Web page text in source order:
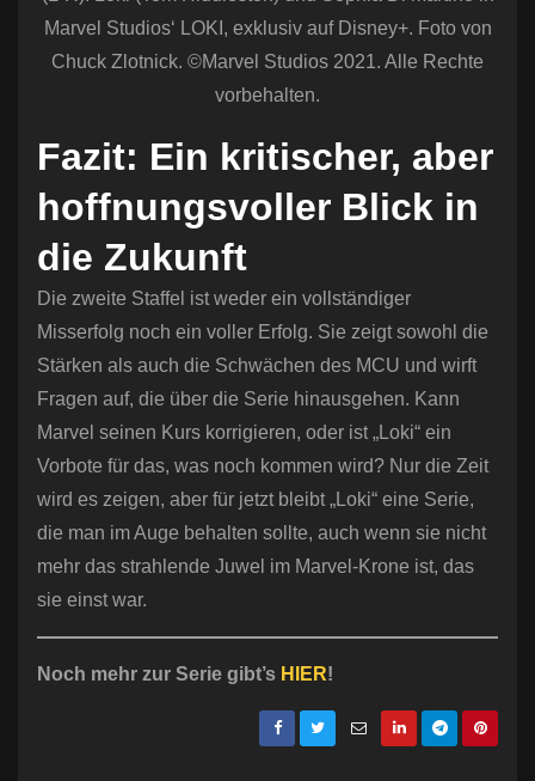
Marvel Studios‘ LOKI, exklusiv auf Disney+. Foto von
Chuck Zlotnick. ©Marvel Studios 2021. Alle Rechte
vorbehalten.
Fazit: Ein kritischer, aber
hoffnungsvoller Blick in
die Zukunft
Die zweite Staffel ist weder ein vollständiger
Misserfolg noch ein voller Erfolg. Sie zeigt sowohl die
Stärken als auch die Schwächen des MCU und wirft
Fragen auf, die über die Serie hinausgehen. Kann
Marvel seinen Kurs korrigieren, oder ist „Loki“ ein
Vorbote für das, was noch kommen wird? Nur die Zeit
wird es zeigen, aber für jetzt bleibt „Loki“ eine Serie,
die man im Auge behalten sollte, auch wenn sie nicht
mehr das strahlende Juwel im Marvel-Krone ist, das
sie einst war.
Noch mehr zur Serie gibt’s HIER!